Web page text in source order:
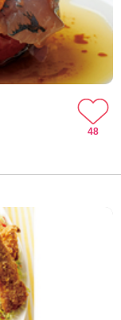
48